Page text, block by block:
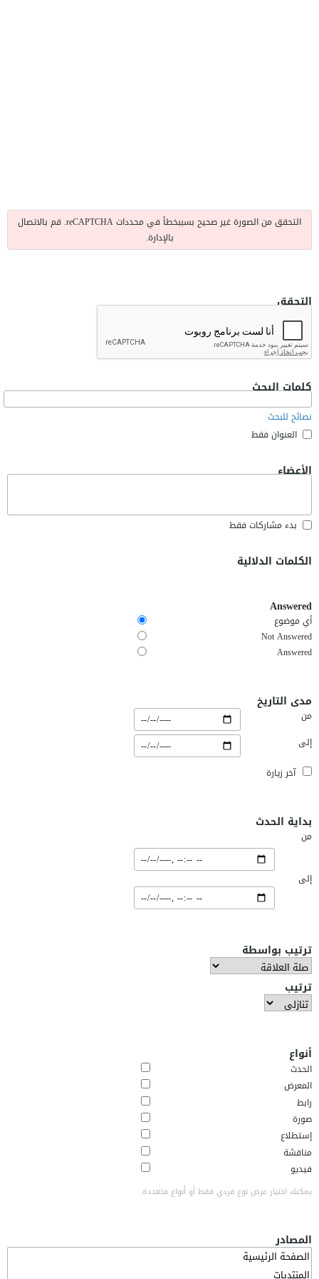
التحقق من الصورة غير صحيح بسببخطأ في محددات reCAPTCHA. قم بالاتصال
بالإدارة.
التحقق
كلمات البحث
نصائح للبحث
العنوان فقط
الأعضاء
بدء مشاركات فقط
الكلمات الدلالية
Answered
أي موضوع
Not Answered
Answered
مدى التاريخ
من
إلى
آخر زيارة
بداية الحدث
من
إلى
ترتيب بواسطة
ترتيب
أنواع
الحدث
المعرض
رابط
صورة
إستطلاع
مناقشة
فيديو
يمكنك اختيار عرض نوع فردي فقط أو أنواع متعددة.
المصادر